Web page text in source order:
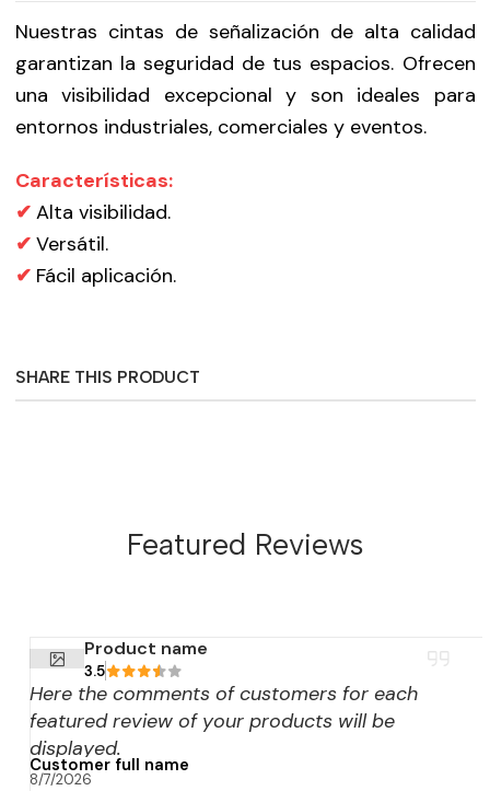
Nuestras cintas de señalización de alta calidad
garantizan la seguridad de tus espacios. Ofrecen
una visibilidad excepcional y son ideales para
entornos industriales, comerciales y eventos.
Características:
✔ Alta visibilidad.
✔ Versátil.
✔ Fácil aplicación.
SHARE THIS PRODUCT
Featured Reviews
Product name
3.5
Here the comments of customers for each
featured review of your products will be
displayed.
Customer full name
8/7/2026